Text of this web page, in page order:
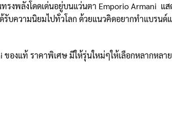
รงพลังโดดเด่นอยู่บนแว่นตา Emporio Armani แ
รับความนิยมไปทั่วโลก ด้วยแนวคิดอยากทำแบร
ของแท้ ราคาพิเศษ มีให้รุ่นใหม่ๆให้เลือกหลากหล